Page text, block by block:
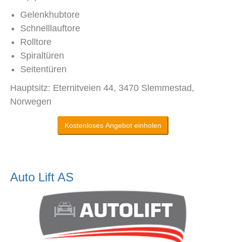
Gelenkhubtore
Schnelllauftore
Rolltore
Spiraltüren
Seitentüren
Hauptsitz: Eternitveien 44, 3470 Slemmestad,
Norwegen
Kostenloses Angebot einholen
Auto Lift AS